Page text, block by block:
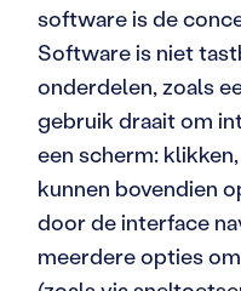
software is de
Software is niet
onderdelen, zoals
gebruik draait om
een scherm:
kunnen bovendien
door de interface
meerdere opties